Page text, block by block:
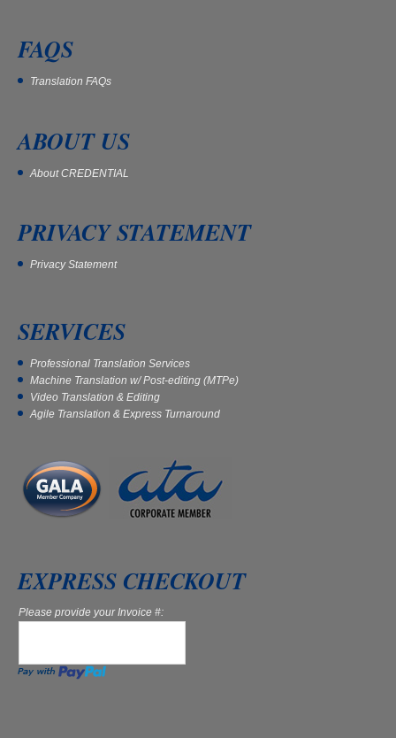
FAQS
Translation FAQs
ABOUT US
About CREDENTIAL
PRIVACY STATEMENT
Privacy Statement
SERVICES
Professional Translation Services
Machine Translation w/ Post-editing (MTPe)
Video Translation & Editing
Agile Translation & Express Turnaround
EXPRESS CHECKOUT
Please provide your Invoice #: